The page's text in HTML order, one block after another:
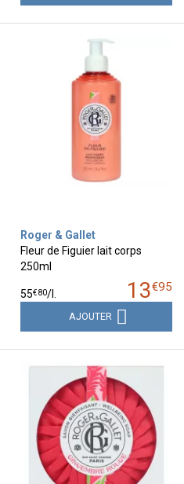
Roger & Gallet
Fleur de Figuier lait corps
250ml
13€95
55€80/
AJOUTER